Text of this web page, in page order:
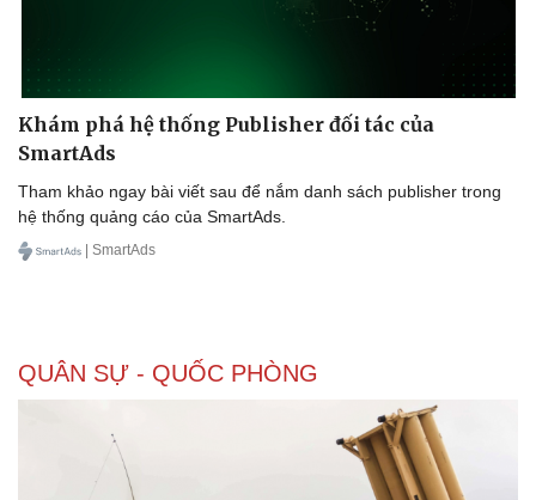
Khám phá hệ thống Publisher đối tác của
SmartAds
Tham khảo ngay bài viết sau để nắm danh sách publisher trong
hệ thống quảng cáo của SmartAds.
| SmartAds
QUÂN SỰ - QUỐC PHÒNG